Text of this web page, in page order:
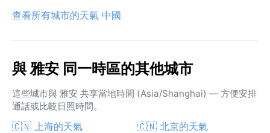
查看所有城市的天氣 中國
與 雅安 同一時區的其他城市
這些城市與 雅安 共享當地時間 (Asia/Shanghai) — 方便安排
通話或比較日照時間。
🇨🇳 上海的天氣 🇨🇳 北京的天氣